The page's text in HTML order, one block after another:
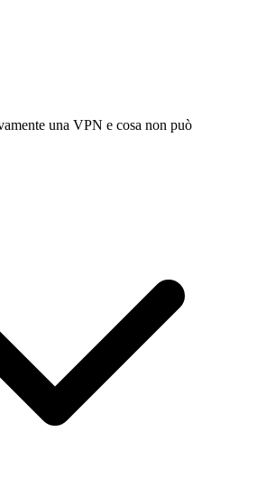
una VPN e cosa non può